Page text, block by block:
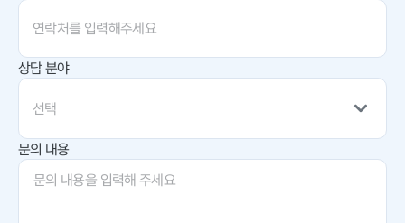
상담 분야
선택
문의 내용